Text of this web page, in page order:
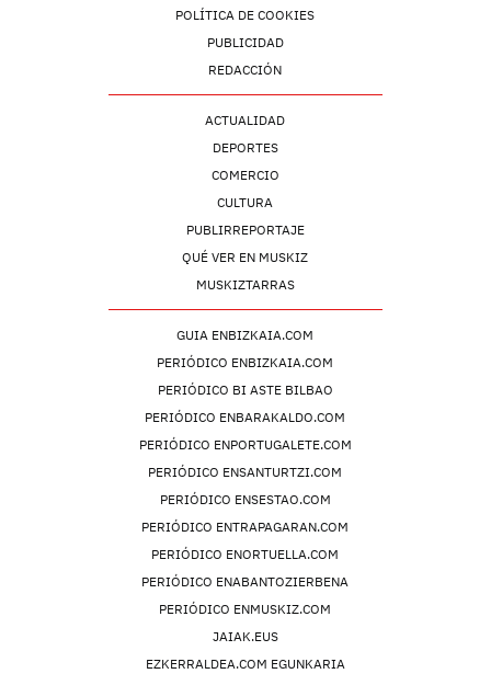
POLÍTICA DE COOKIES
PUBLICIDAD
REDACCIÓN
ACTUALIDAD
DEPORTES
COMERCIO
CULTURA
PUBLIRREPORTAJE
QUÉ VER EN MUSKIZ
MUSKIZTARRAS
GUIA ENBIZKAIA.COM
PERIÓDICO ENBIZKAIA.COM
PERIÓDICO BI ASTE BILBAO
PERIÓDICO ENBARAKALDO.COM
PERIÓDICO ENPORTUGALETE.COM
PERIÓDICO ENSANTURTZI.COM
PERIÓDICO ENSESTAO.COM
PERIÓDICO ENTRAPAGARAN.COM
PERIÓDICO ENORTUELLA.COM
PERIÓDICO ENABANTOZIERBENA
PERIÓDICO ENMUSKIZ.COM
JAIAK.EUS
EZKERRALDEA.COM EGUNKARIA